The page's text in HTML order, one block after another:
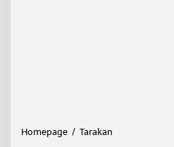
Homepage / Tarakan